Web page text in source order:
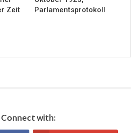
Zeit
Parlamentsprotokoll
Connect with: